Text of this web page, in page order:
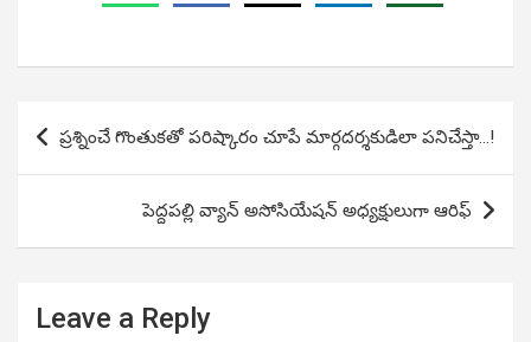
Post
navigation
ప్రశ్నించే గొంతుకతో పరిష్కారం చూపే మార్గదర్శకుడిలా పనిచేస్తా…!
పెద్దపల్లి వ్యాన్ అసోసియేషన్ అధ్యక్షులుగా ఆరిఫ్
Leave a Reply